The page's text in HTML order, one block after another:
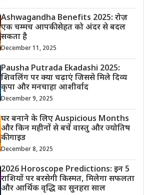
Ashwagandha Benefits 2025: रोज़
एक चम्मच आपकी सेहत को अंदर से बदल
सकता है
December 11, 2025
Pausha Putrada Ekadashi 2025:
शिवलिंग पर क्या चढ़ाएं जिससे मिले दिव्य
कृपा और मनचाहा आशीर्वाद
December 9, 2025
घर बनाने के लिए Auspicious Months
और किन महीनों से बचें वास्तु और ज्योतिष
की गाइड
December 8, 2025
2026 Horoscope Predictions: इन 5
राशियों पर बरसेगी किस्मत, मिलेगा सफलता
और आर्थिक वृद्धि का सुनहरा साल